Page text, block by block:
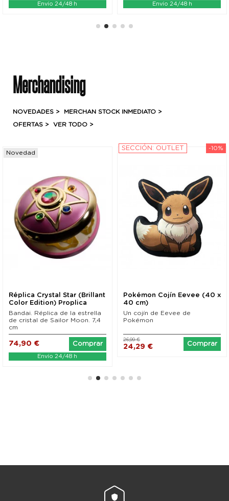
Envío 24/48 h Envío 24/48 h
Merchandising
NOVEDADES > MERCHAN STOCK INMEDIATO >
OFERTAS > VER TODO >
Novedad
Réplica Crystal Star (Brillant
Color Edition) Proplica
Sailor...
Bandai. Réplica de la estrella
de cristal de Sailor Moon. 7,4
cm
74,90 € Comprar
Envío 24/48 h
-10%
SECCIÓN: OUTLET
Pokémon Cojín Eevee (40 x
40 cm)
Un cojín de Eevee de
Pokémon
24,29 €
26,99 €
Comprar